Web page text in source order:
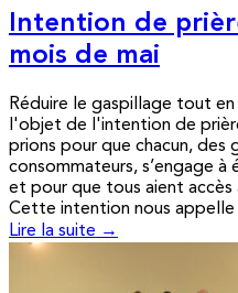
Intention de
mois de mai
Réduire le gaspillage tout
l'objet de l'intention de
prions pour que chacun, des
consommateurs, s’engage
et pour que tous aient accès
Cette intention nous appelle
Lire la suite →